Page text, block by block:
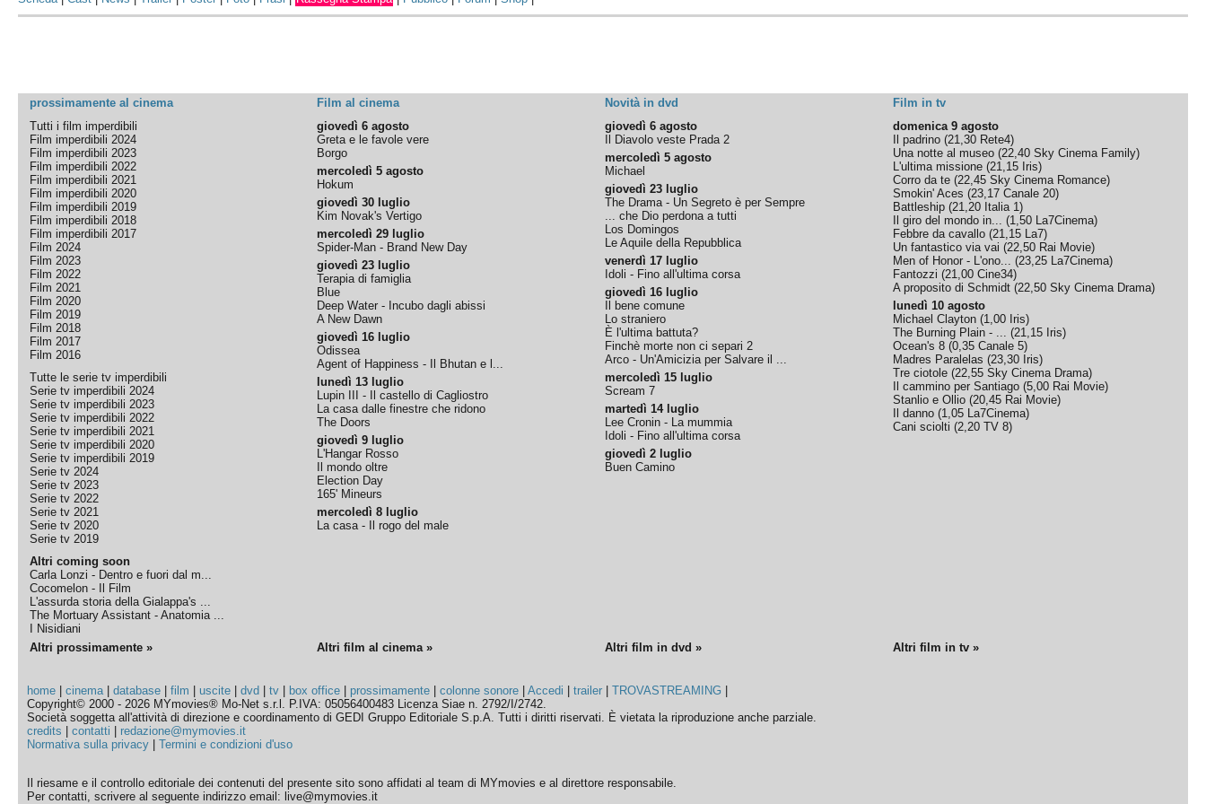
prossimamente al cinema Film al cinema Novità in dvd
Film in tv
Tutti i film imperdibili
Film imperdibili 2024
Film imperdibili 2023
Film imperdibili 2022
Film imperdibili 2021
Film imperdibili 2020
Film imperdibili 2019
Film imperdibili 2018
Film imperdibili 2017
Film 2024
Film 2023
Film 2022
Film 2021
Film 2020
Film 2019
Film 2018
Film 2017
Film 2016
Tutte le serie tv imperdibili
Serie tv imperdibili 2024
Serie tv imperdibili 2023
Serie tv imperdibili 2022
Serie tv imperdibili 2021
Serie tv imperdibili 2020
Serie tv imperdibili 2019
Serie tv 2024
Serie tv 2023
Serie tv 2022
Serie tv 2021
Serie tv 2020
Serie tv 2019
Altri coming soon
Carla Lonzi - Dentro e fuori dal m...
Cocomelon - Il Film
L'assurda storia della Gialappa's ...
The Mortuary Assistant - Anatomia ...
I Nisidiani
giovedì 6 agosto
Greta e le favole vere
Borgo
mercoledì 5 agosto
Hokum
giovedì 30 luglio
Kim Novak's Vertigo
mercoledì 29 luglio
Spider-Man - Brand New Day
giovedì 23 luglio
Terapia di famiglia
Blue
Deep Water - Incubo dagli abissi
A New Dawn
giovedì 16 luglio
Odissea
Agent of Happiness - Il Bhutan e l...
lunedì 13 luglio
Lupin III - Il castello di Cagliostro
La casa dalle finestre che ridono
The Doors
giovedì 9 luglio
L'Hangar Rosso
Il mondo oltre
Election Day
165' Mineurs
mercoledì 8 luglio
La casa - Il rogo del male
giovedì 6 agosto
Il Diavolo veste Prada 2
mercoledì 5 agosto
Michael
giovedì 23 luglio
The Drama - Un Segreto è per Sempre
... che Dio perdona a tutti
Los Domingos
Le Aquile della Repubblica
venerdì 17 luglio
Idoli - Fino all'ultima corsa
giovedì 16 luglio
Il bene comune
Lo straniero
È l'ultima battuta?
Finchè morte non ci separi 2
Arco - Un'Amicizia per Salvare il ...
mercoledì 15 luglio
Scream 7
martedì 14 luglio
Lee Cronin - La mummia
Idoli - Fino all'ultima corsa
giovedì 2 luglio
Buen Camino
domenica 9 agosto
Il padrino (21,30 Rete4)
Una notte al museo (22,40 Sky Cinema Family)
L'ultima missione (21,15 Iris)
Corro da te (22,45 Sky Cinema Romance)
Smokin' Aces (23,17 Canale 20)
Battleship (21,20 Italia 1)
Il giro del mondo in... (1,50 La7Cinema)
Febbre da cavallo (21,15 La7)
Un fantastico via vai (22,50 Rai Movie)
Men of Honor - L'ono... (23,25 La7Cinema)
Fantozzi (21,00 Cine34)
A proposito di Schmidt (22,50 Sky Cinema Drama)
lunedì 10 agosto
Michael Clayton (1,00 Iris)
The Burning Plain - ... (21,15 Iris)
Ocean's 8 (0,35 Canale 5)
Madres Paralelas (23,30 Iris)
Tre ciotole (22,55 Sky Cinema Drama)
Il cammino per Santiago (5,00 Rai Movie)
Stanlio e Ollio (20,45 Rai Movie)
Il danno (1,05 La7Cinema)
Cani sciolti (2,20 TV 8)
Altri prossimamente » Altri film al cinema » Altri film in dvd » Altri film in tv »
home |cinema|database |film |uscite |dvd |tv box office prossimamente |colonne sonore |Accedi |trailer |TROVASTREAMING
Copyright© 2000 - 2026 MYmovies® Mo-Net s.r.l. P.IVA: 05056400483 Licenza Siae n. 2792/I/2742.
Società soggetta all'attività di direzione e coordinamento di GEDI Gruppo Editoriale S.p.A. Tutti i diritti riservati. È vietata la riproduzione anche parziale.
credits |contatti
redazione@mymovies.it
Normativa sulla privacy |Termini e condizioni d'uso
Il riesame e il controllo editoriale dei contenuti del presente sito sono affidati al team di MYmovies e al direttore responsabile.
Per contatti, scrivere al seguente indirizzo email: live@mymovies.it